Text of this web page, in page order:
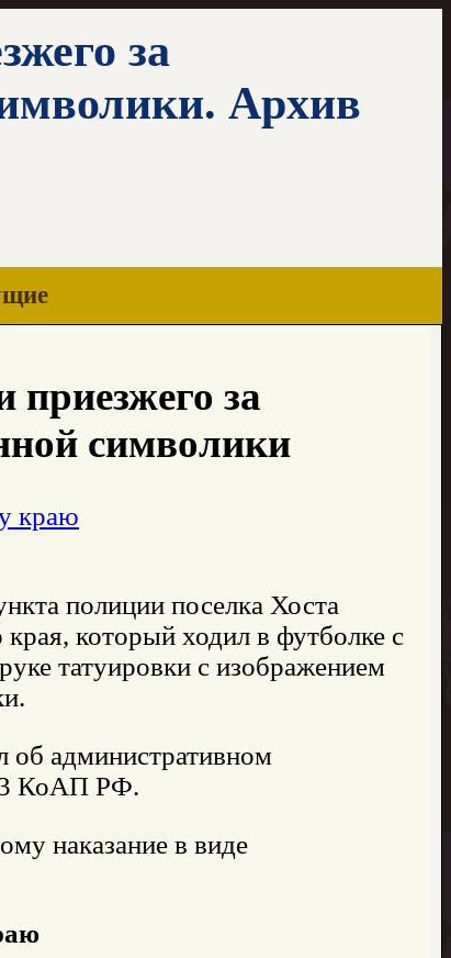
за
Архив
приезжего за
символики
краю
полиции поселка Хоста
который ходил в футболке с
татуировки с изображением
об административном
КоАП РФ.
наказание в виде